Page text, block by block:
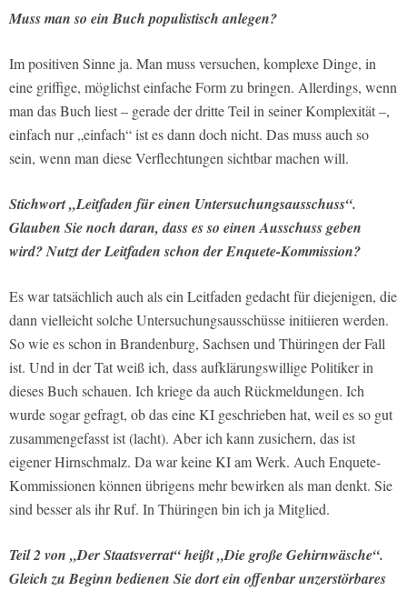
Muss man so ein Buch populistisch anlegen?
Im positiven Sinne ja. Man muss versuchen, komplexe Dinge, in
eine griffige, möglichst einfache Form zu bringen. Allerdings, wenn
man das Buch liest – gerade der dritte Teil in seiner Komplexität –,
einfach nur „einfach“ ist es dann doch nicht. Das muss auch so
sein, wenn man diese Verflechtungen sichtbar machen will.
Stichwort „Leitfaden für einen Untersuchungsausschuss“.
Glauben Sie noch daran, dass es so einen Ausschuss geben
wird? Nutzt der Leitfaden schon der Enquete-Kommission?
Es war tatsächlich auch als ein Leitfaden gedacht für diejenigen, die
dann vielleicht solche Untersuchungsausschüsse initiieren werden.
So wie es schon in Brandenburg, Sachsen und Thüringen der Fall
ist. Und in der Tat weiß ich, dass aufklärungswillige Politiker in
dieses Buch schauen. Ich kriege da auch Rückmeldungen. Ich
wurde sogar gefragt, ob das eine KI geschrieben hat, weil es so gut
zusammengefasst ist (lacht). Aber ich kann zusichern, das ist
eigener Hirnschmalz. Da war keine KI am Werk. Auch Enquete-
Kommissionen können übrigens mehr bewirken als man denkt. Sie
sind besser als ihr Ruf. In Thüringen bin ich ja Mitglied.
Teil 2 von „Der Staatsverrat“ heißt „Die große Gehirnwäsche“.
Gleich zu Beginn bedienen Sie dort ein offenbar unzerstörbares